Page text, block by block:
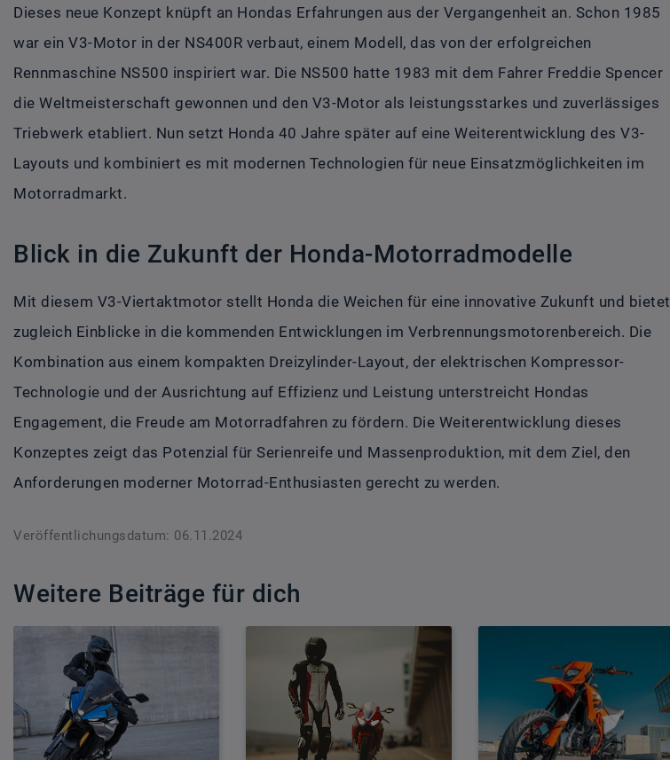
Dieses neue Konzept knüpft an Hondas Erfahrungen aus der Vergangenheit an. Schon 1985
war ein V3-Motor in der NS400R verbaut, einem Modell, das von der erfolgreichen
Rennmaschine NS500 inspiriert war. Die NS500 hatte 1983 mit dem Fahrer Freddie Spencer
die Weltmeisterschaft gewonnen und den V3-Motor als leistungsstarkes und zuverlässiges
Triebwerk etabliert. Nun setzt Honda 40 Jahre später auf eine Weiterentwicklung des V3-
Layouts und kombiniert es mit modernen Technologien für neue Einsatzmöglichkeiten im
Motorradmarkt.
Blick in die Zukunft der Honda-Motorradmodelle
Mit diesem V3-Viertaktmotor stellt Honda die Weichen für eine innovative Zukunft und bietet
zugleich Einblicke in die kommenden Entwicklungen im Verbrennungsmotorenbereich. Die
Kombination aus einem kompakten Dreizylinder-Layout, der elektrischen Kompressor-
Technologie und der Ausrichtung auf Effizienz und Leistung unterstreicht Hondas
Engagement, die Freude am Motorradfahren zu fördern. Die Weiterentwicklung dieses
Konzeptes zeigt das Potenzial für Serienreife und Massenproduktion, mit dem Ziel, den
Anforderungen moderner Motorrad-Enthusiasten gerecht zu werden.
Veröffentlichungsdatum: 06.11.2024
Weitere Beiträge für dich